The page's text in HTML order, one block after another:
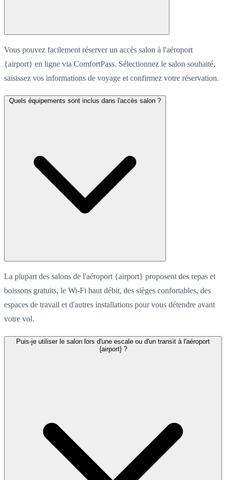
Vous pouvez facilement réserver un accès salon à l'aéroport
{airport} en ligne via ComfortPass. Sélectionnez le salon souhaité,
saisissez vos informations de voyage et confirmez votre réservation.
Quels équipements sont inclus dans l'accès salon ?
La plupart des salons de l'aéroport {airport} proposent des repas et
boissons gratuits, le Wi-Fi haut débit, des sièges confortables, des
espaces de travail et d'autres installations pour vous détendre avant
votre vol.
Puis-je utiliser le salon lors d'une escale ou d'un transit à l'aéroport
{airport} ?